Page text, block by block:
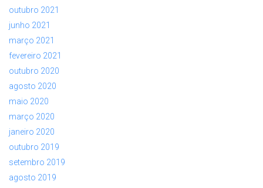
outubro 2021
junho 2021
março 2021
fevereiro 2021
outubro 2020
agosto 2020
maio 2020
março 2020
janeiro 2020
outubro 2019
setembro 2019
agosto 2019